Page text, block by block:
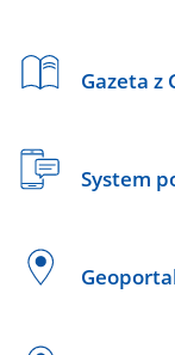
Gazeta z
System